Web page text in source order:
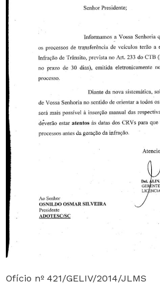
Ofício nº 421/GELIV/2014/JLMS